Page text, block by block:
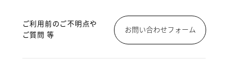
ご利用前のご不明点や
ご質問 等
お問い合わせフォーム